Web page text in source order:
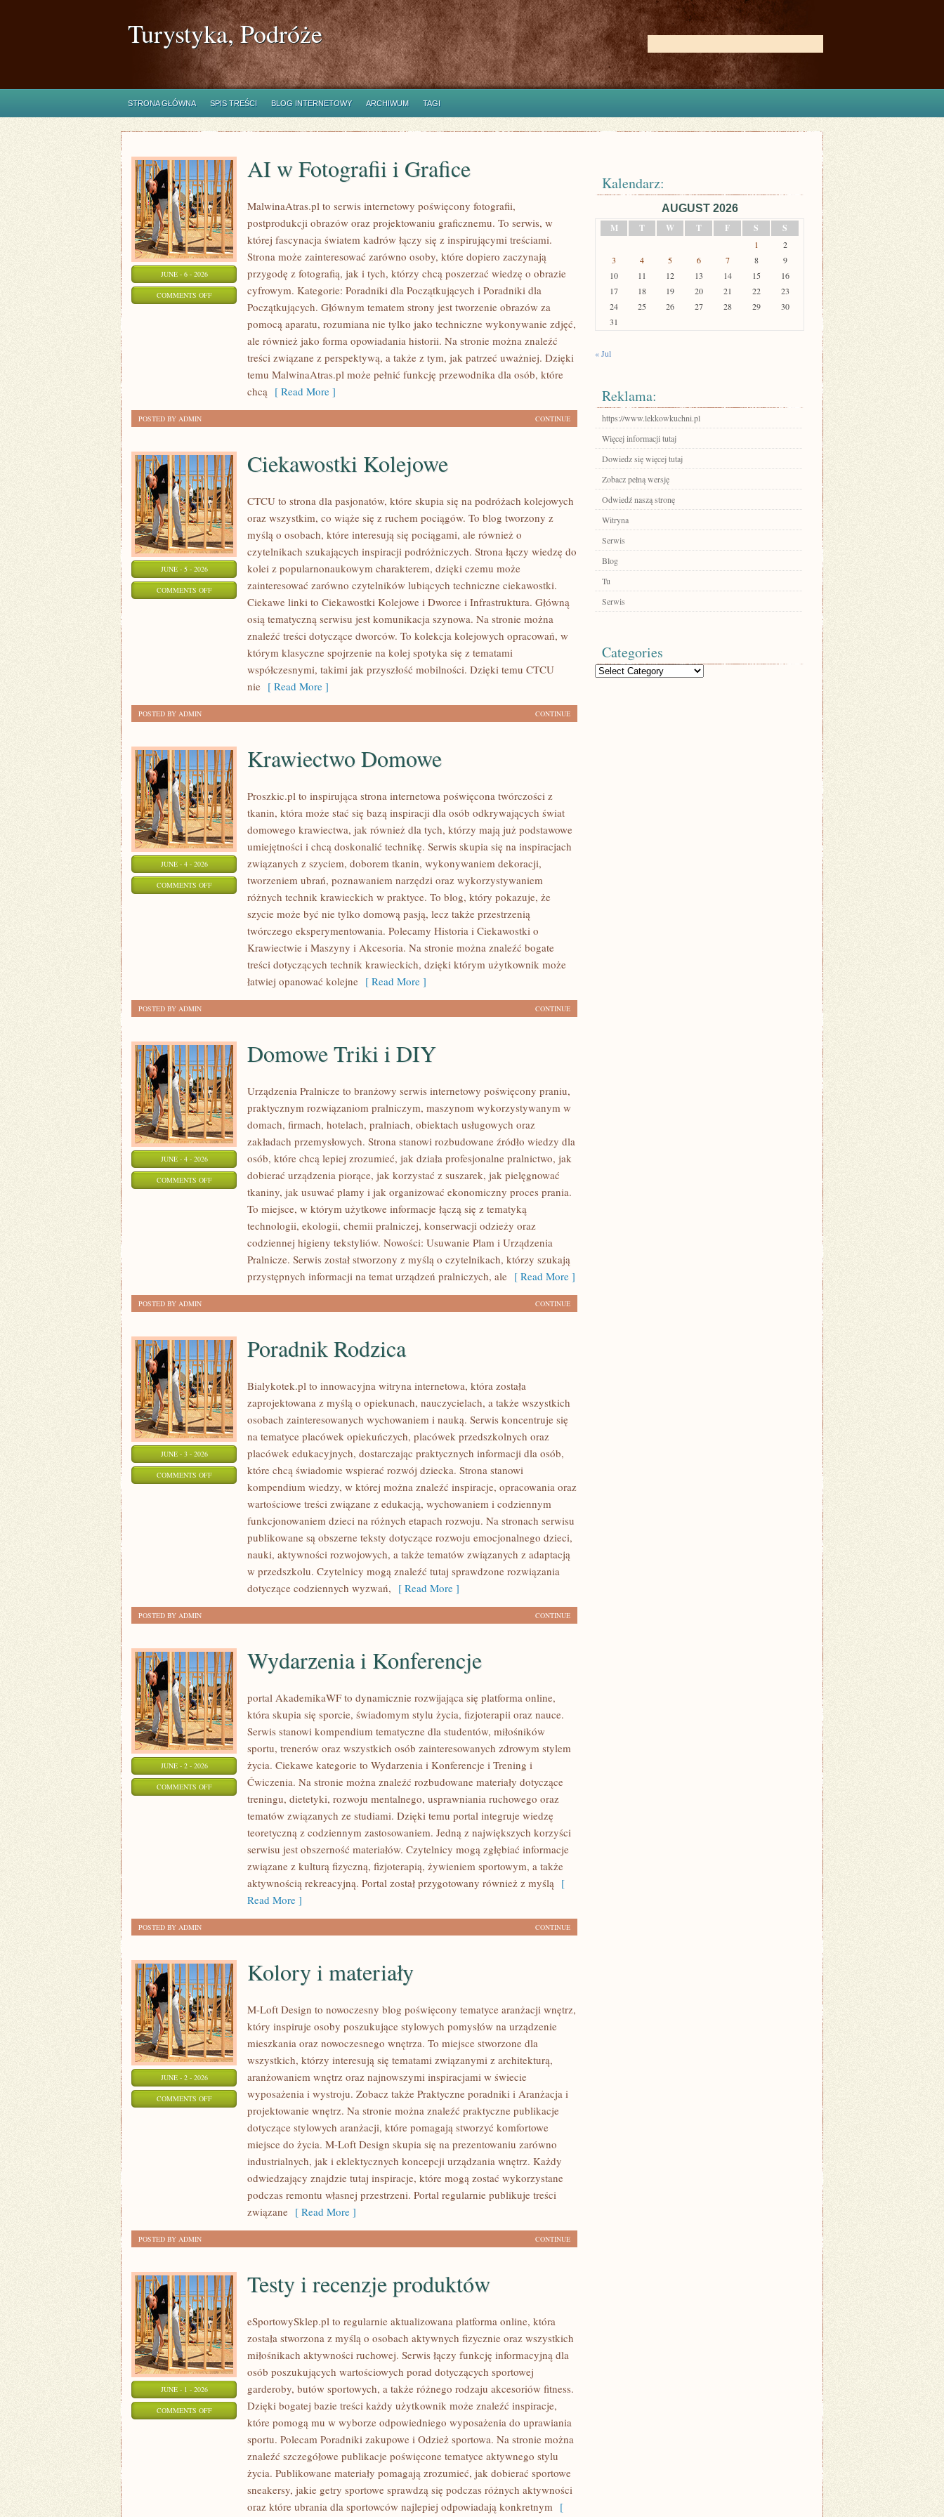
Turystyka, Podróże
STRONA GŁÓWNA SPIS TREŚCI BLOG INTERNETOWY ARCHIWUM TAGI
JUNE - 6 - 2026
COMMENTS OFFON
FOTOGRAFII
AI w Fotografii i Grafice
MalwinaAtras.pl to serwis internetowy poświęcony fotografii,
postprodukcji obrazów oraz projektowaniu graficznemu. To serwis, w
której fascynacja światem kadrów łączy się z inspirującymi treściami.
Strona może zainteresować zarówno osoby, które dopiero zaczynają
przygodę z fotografią, jak i tych, którzy chcą poszerzać wiedzę o obrazie
cyfrowym. Kategorie: Poradniki dla Początkujących i Poradniki dla
Początkujących. Głównym tematem strony jest tworzenie obrazów za
pomocą aparatu, rozumiana nie tylko jako techniczne wykonywanie zdjęć,
ale również jako forma opowiadania historii. Na stronie można znaleźć
treści związane z perspektywą, a także z tym, jak patrzeć uważniej. Dzięki
temu MalwinaAtras.pl może pełnić funkcję przewodnika dla osób, które
chcą [ Read More ]
CONTINUE
POSTED BY ADMIN
JUNE - 5 - 2026
COMMENTS OFFON
CIEKAWOSTKI
Ciekawostki Kolejowe
CTCU to strona dla pasjonatów, które skupia się na podróżach kolejowych
oraz wszystkim, co wiąże się z ruchem pociągów. To blog tworzony z
myślą o osobach, które interesują się pociągami, ale również o
czytelnikach szukających inspiracji podróżniczych. Strona łączy wiedzę do
kolei z popularnonaukowym charakterem, dzięki czemu może
zainteresować zarówno czytelników lubiących techniczne ciekawostki.
Ciekawe linki to Ciekawostki Kolejowe i Dworce i Infrastruktura. Główną
osią tematyczną serwisu jest komunikacja szynowa. Na stronie można
znaleźć treści dotyczące dworców. To kolekcja kolejowych opracowań, w
którym klasyczne spojrzenie na kolej spotyka się z tematami
współczesnymi, takimi jak przyszłość mobilności. Dzięki temu CTCU
nie [ Read More ]
CONTINUE
POSTED BY ADMIN
JUNE - 4 - 2026
COMMENTS OFFON
KRAWIECTWO
Krawiectwo Domowe
Proszkic.pl to inspirująca strona internetowa poświęcona twórczości z
tkanin, która może stać się bazą inspiracji dla osób odkrywających świat
domowego krawiectwa, jak również dla tych, którzy mają już podstawowe
umiejętności i chcą doskonalić technikę. Serwis skupia się na inspiracjach
związanych z szyciem, doborem tkanin, wykonywaniem dekoracji,
tworzeniem ubrań, poznawaniem narzędzi oraz wykorzystywaniem
różnych technik krawieckich w praktyce. To blog, który pokazuje, że
szycie może być nie tylko domową pasją, lecz także przestrzenią
twórczego eksperymentowania. Polecamy Historia i Ciekawostki o
Krawiectwie i Maszyny i Akcesoria. Na stronie można znaleźć bogate
treści dotyczących technik krawieckich, dzięki którym użytkownik może
łatwiej opanować kolejne [ Read More ]
CONTINUE
POSTED BY ADMIN
JUNE - 4 - 2026
COMMENTS OFFON
Domowe Triki i DIY
Urządzenia Pralnicze to branżowy serwis internetowy poświęcony praniu,
praktycznym rozwiązaniom pralniczym, maszynom wykorzystywanym w
domach, firmach, hotelach, pralniach, obiektach usługowych oraz
zakładach przemysłowych. Strona stanowi rozbudowane źródło wiedzy dla
osób, które chcą lepiej zrozumieć, jak działa profesjonalne pralnictwo, jak
dobierać urządzenia piorące, jak korzystać z suszarek, jak pielęgnować
tkaniny, jak usuwać plamy i jak organizować ekonomiczny proces prania.
To miejsce, w którym użytkowe informacje łączą się z tematyką
technologii, ekologii, chemii pralniczej, konserwacji odzieży oraz
codziennej higieny tekstyliów. Nowości: Usuwanie Plam i Urządzenia
Pralnicze. Serwis został stworzony z myślą o czytelnikach, którzy szukają
przystępnych informacji na temat urządzeń pralniczych, ale [ Read More ]
CONTINUE
POSTED BY ADMIN
JUNE - 3 - 2026
COMMENTS OFFON
Poradnik Rodzica
Bialykotek.pl to innowacyjna witryna internetowa, która została
zaprojektowana z myślą o opiekunach, nauczycielach, a także wszystkich
osobach zainteresowanych wychowaniem i nauką. Serwis koncentruje się
na tematyce placówek opiekuńczych, placówek przedszkolnych oraz
placówek edukacyjnych, dostarczając praktycznych informacji dla osób,
które chcą świadomie wspierać rozwój dziecka. Strona stanowi
kompendium wiedzy, w której można znaleźć inspiracje, opracowania oraz
wartościowe treści związane z edukacją, wychowaniem i codziennym
funkcjonowaniem dzieci na różnych etapach rozwoju. Na stronach serwisu
publikowane są obszerne teksty dotyczące rozwoju emocjonalnego dzieci,
nauki, aktywności rozwojowych, a także tematów związanych z adaptacją
w przedszkolu. Czytelnicy mogą znaleźć tutaj sprawdzone rozwiązania
dotyczące codziennych wyzwań, [ Read More ]
CONTINUE
POSTED BY ADMIN
JUNE - 2 - 2026
COMMENTS OFFON
WYDARZENIA
KONFERENCJE
Wydarzenia i Konferencje
portal AkademikaWF to dynamicznie rozwijająca się platforma online,
która skupia się sporcie, świadomym stylu życia, fizjoterapii oraz nauce.
Serwis stanowi kompendium tematyczne dla studentów, miłośników
sportu, trenerów oraz wszystkich osób zainteresowanych zdrowym stylem
życia. Ciekawe kategorie to Wydarzenia i Konferencje i Trening i
Ćwiczenia. Na stronie można znaleźć rozbudowane materiały dotyczące
treningu, dietetyki, rozwoju mentalnego, usprawniania ruchowego oraz
tematów związanych ze studiami. Dzięki temu portal integruje wiedzę
teoretyczną z codziennym zastosowaniem. Jedną z największych korzyści
serwisu jest obszerność materiałów. Czytelnicy mogą zgłębiać informacje
związane z kulturą fizyczną, fizjoterapią, żywieniem sportowym, a także
aktywnością rekreacyjną. Portal został przygotowany również z myślą [
Read More ]
CONTINUE
POSTED BY ADMIN
JUNE - 2 - 2026
COMMENTS OFFON
MATERIAŁY
Kolory i materiały
M-Loft Design to nowoczesny blog poświęcony tematyce aranżacji wnętrz,
który inspiruje osoby poszukujące stylowych pomysłów na urządzenie
mieszkania oraz nowoczesnego wnętrza. To miejsce stworzone dla
wszystkich, którzy interesują się tematami związanymi z architekturą,
aranżowaniem wnętrz oraz najnowszymi inspiracjami w świecie
wyposażenia i wystroju. Zobacz także Praktyczne poradniki i Aranżacja i
projektowanie wnętrz. Na stronie można znaleźć praktyczne publikacje
dotyczące stylowych aranżacji, które pomagają stworzyć komfortowe
miejsce do życia. M-Loft Design skupia się na prezentowaniu zarówno
industrialnych, jak i eklektycznych koncepcji urządzania wnętrz. Każdy
odwiedzający znajdzie tutaj inspiracje, które mogą zostać wykorzystane
podczas remontu własnej przestrzeni. Portal regularnie publikuje treści
związane [ Read More ]
CONTINUE
POSTED BY ADMIN
JUNE - 1 - 2026
COMMENTS OFFON
PRODUKTÓW
Testy i recenzje produktów
eSportowySklep.pl to regularnie aktualizowana platforma online, która
została stworzona z myślą o osobach aktywnych fizycznie oraz wszystkich
miłośnikach aktywności ruchowej. Serwis łączy funkcję informacyjną dla
osób poszukujących wartościowych porad dotyczących sportowej
garderoby, butów sportowych, a także różnego rodzaju akcesoriów fitness.
Dzięki bogatej bazie treści każdy użytkownik może znaleźć inspiracje,
które pomogą mu w wyborze odpowiedniego wyposażenia do uprawiania
sportu. Polecam Poradniki zakupowe i Odzież sportowa. Na stronie można
znaleźć szczegółowe publikacje poświęcone tematyce aktywnego stylu
życia. Publikowane materiały pomagają zrozumieć, jak dobierać sportowe
sneakersy, jakie getry sportowe sprawdzą się podczas różnych aktywności
oraz które ubrania dla sportowców najlepiej odpowiadają konkretnym [
Kalendarz:
AUGUST 2026
M
T W T F S S
1
2
3
4 5 6 7 8
9
10
11 12 13 14 15
16
17
18 19 20 21 22
23
24
25 26 27 28 29
30
31
« Jul
Reklama:
https://www.lekkowkuchni.pl
Więcej informacji tutaj
Dowiedz się więcej tutaj
Zobacz pełną wersję
Odwiedź naszą stronę
Witryna
Serwis
Blog
Tu
Serwis
Categories
Categories